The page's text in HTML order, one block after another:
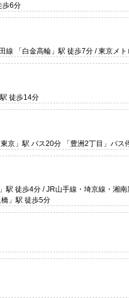
歩6分
線 「白金高輪」駅 徒歩7分 / 東京メ
徒歩14分
京」駅 バス20分 「豊洲2丁目」バ
徒歩4分 / JR山手線・埼京線・湘
」駅 徒歩5分